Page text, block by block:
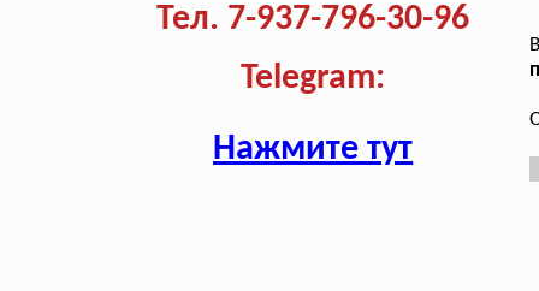
Тел. 7-937-796-30-96
Telegram:
Нажмите тут